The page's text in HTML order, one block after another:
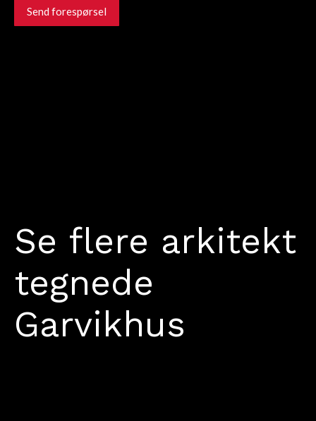
Send forespørsel
Se flere arkitekt
tegnede
Garvikhus